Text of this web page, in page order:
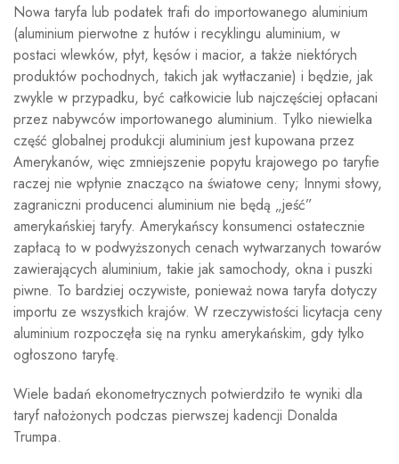
Nowa taryfa lub podatek trafi do importowanego aluminium
(aluminium pierwotne z hutów i recyklingu aluminium, w
postaci wlewków, płyt, kęsów i macior, a także niektórych
produktów pochodnych, takich jak wytłaczanie) i będzie, jak
zwykle w przypadku, być całkowicie lub najczęściej opłacani
przez nabywców importowanego aluminium. Tylko niewielka
część globalnej produkcji aluminium jest kupowana przez
Amerykanów, więc zmniejszenie popytu krajowego po taryfie
raczej nie wpłynie znacząco na światowe ceny; Innymi słowy,
zagraniczni producenci aluminium nie będą „jeść”
amerykańskiej taryfy. Amerykańscy konsumenci ostatecznie
zapłacą to w podwyższonych cenach wytwarzanych towarów
zawierających aluminium, takie jak samochody, okna i puszki
piwne. To bardziej oczywiste, ponieważ nowa taryfa dotyczy
importu ze wszystkich krajów. W rzeczywistości licytacja ceny
aluminium rozpoczęła się na rynku amerykańskim, gdy tylko
ogłoszono taryfę.
Wiele badań ekonometrycznych potwierdziło te wyniki dla
taryf nałożonych podczas pierwszej kadencji Donalda
Trumpa.